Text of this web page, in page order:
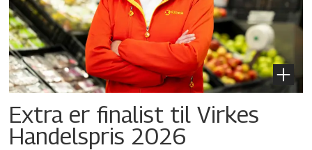
Extra er finalist til Virkes
Handelspris 2026